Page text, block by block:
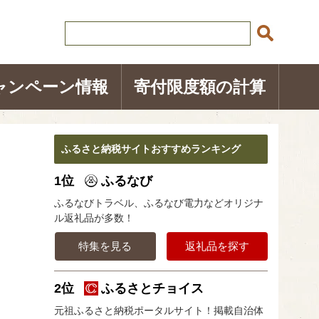
ンペーン情報 寄付限度額の計算
ふるさと納税サイトおすすめランキング
1位 ふるなび
ふるなびトラベル、ふるなび電力などオリジナ
ル返礼品が多数！
特集を見る 返礼品を探す
2位 ふるさとチョイス
元祖ふるさと納税ポータルサイト！掲載自治体